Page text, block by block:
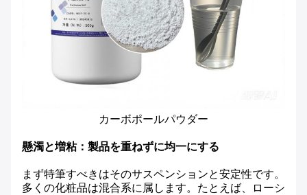
カーボポールパウダー
懸濁と増粘：製品を重ねずに均一にする
まず特筆すべきはそのサスペンションと安定性です。
多くの化粧品は混合系に属します。たとえば、ローシ